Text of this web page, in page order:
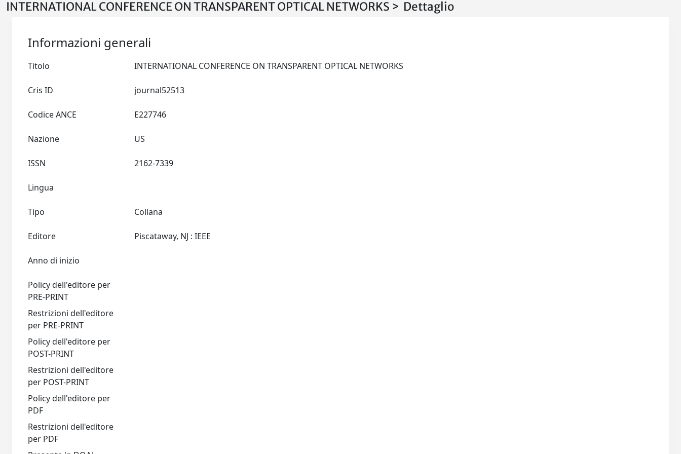
INTERNATIONAL CONFERENCE ON TRANSPARENT OPTICAL NETWORKS > Dettaglio
Informazioni generali
Titolo
Cris ID
Codice ANCE
Nazione
ISSN
Lingua
Tipo Collana
Editore
Anno di inizio
Policy dell'editore per
PRE-PRINT
Restrizioni dell'editore
per PRE-PRINT
Policy dell'editore per
POST-PRINT
Restrizioni dell'editore
per POST-PRINT
Policy dell'editore per
PDF
Restrizioni dell'editore
per PDF